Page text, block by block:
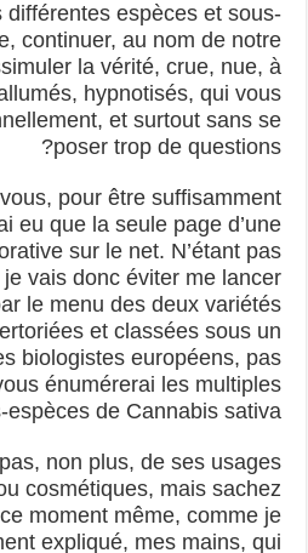
différentes espèces et sous-
continuer, au nom de notre
la vérité, crue, nue, à
hypnotisés, qui vous
et surtout sans se
poser trop de questions?
pour être suffisamment
eu que la seule page d’une
sur le net. N’étant pas
vais donc éviter me lancer
le menu des deux variétés
et classées sous un
biologistes européens, pas
énumérerai les multiples
espèces de Cannabis sativa.
non plus, de ses usages
cosmétiques, mais sachez
moment même, comme je
expliqué, mes mains, qui